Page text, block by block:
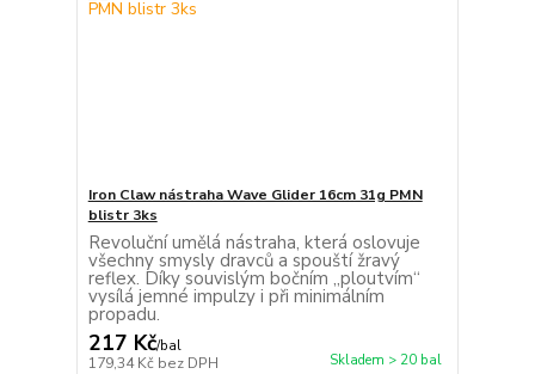
Iron Claw nástraha Wave Glider 16cm 31g PMN
blistr 3ks
Revoluční umělá nástraha, která oslovuje
všechny smysly dravců a spouští žravý
reflex. Díky souvislým bočním „ploutvím“
vysílá jemné impulzy i při minimálním
propadu.
217 Kč/bal
179,34 Kč bez DPH Skladem > 20 bal